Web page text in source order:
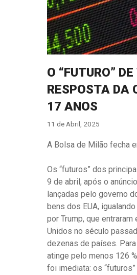
O “FUTURO”
RESPOSTA DA
17 ANOS
11 de Abril, 2025
A Bolsa de Milão fecha
Os “futuros” dos
9 de abril, após o
lançadas pelo governo
bens dos EUA,
por Trump, que
Unidos no século
dezenas de países. Para
atinge pelo menos 126
foi imediata: os